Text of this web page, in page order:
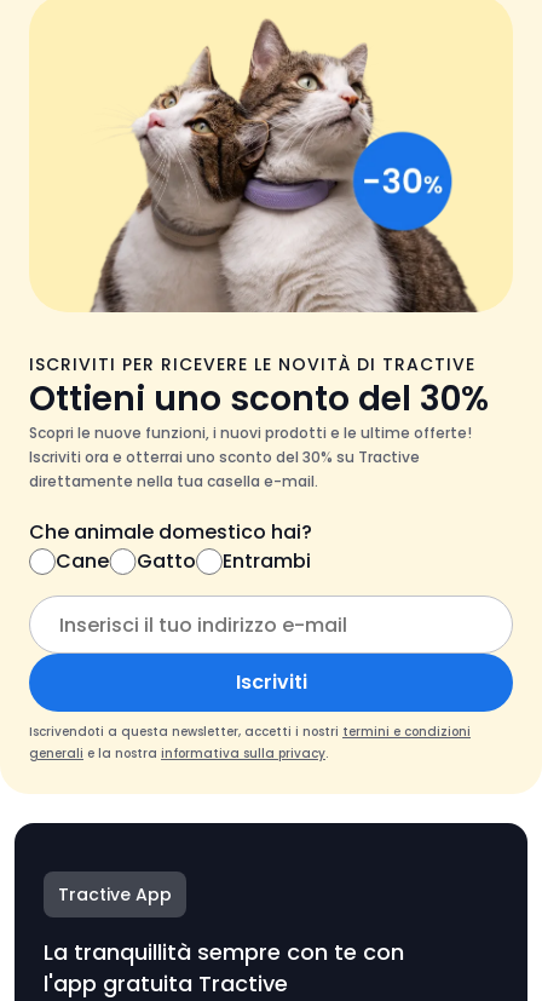
ISCRIVITI PER RICEVERE LE NOVITÀ DI TRACTIVE
Ottieni uno sconto del 30%
Scopri le nuove funzioni, i nuovi prodotti e le ultime offerte!
Iscriviti ora e otterrai uno sconto del 30% su Tractive
direttamente nella tua casella e-mail.
Che animale domestico hai?
Cane
Gatto Entrambi
Iscriviti
Iscrivendoti a questa newsletter, accetti i nostri termini e condizioni
generali e la nostra informativa sulla privacy.
Tractive App
La tranquillità sempre con te con
l'app gratuita Tractive